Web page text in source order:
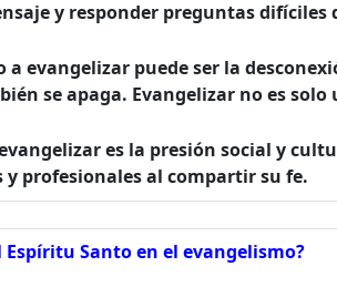
y responder preguntas
evangelizar puede ser la
se apaga. Evangelizar no es
es la presión social y
y profesionales al compartir su fe.
Santo en el evangelismo?